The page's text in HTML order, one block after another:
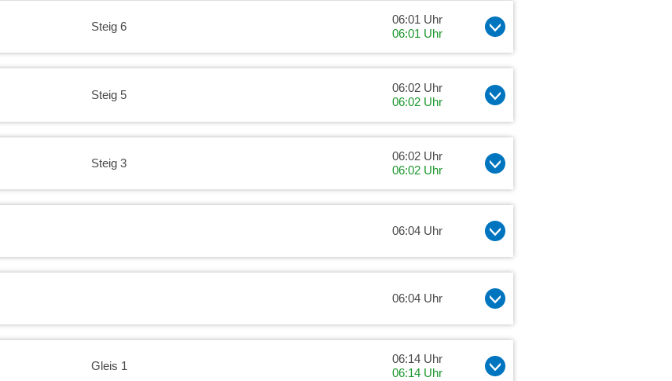
Steig 6
06:01 Uhr
06:01 Uhr
Steig 5
06:02 Uhr
06:02 Uhr
Steig 3
06:02 Uhr
06:02 Uhr
06:04 Uhr
06:04 Uhr
Gleis 1
06:14 Uhr
06:14 Uhr